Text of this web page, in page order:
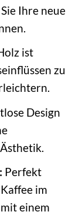
Ihre neue
ist
zu
Design
Perfekt
im
einem